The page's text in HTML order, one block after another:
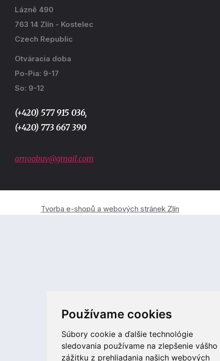
Používame cookies
Súbory cookie a ďalšie technológie
sledovania používame na zlepšenie vášho
zážitku z prehliadania našich webových
Lázně 490
763 14 Zlín - Kostelec
Czech Republic
Otváracia doba
Po-Pia: 9-17
So: 9-12
(+420) 577 915 036,
(+420) 773 667 390
arnoobuv@gmail.com
Tvorba e-shopů a webových stránek Zlín